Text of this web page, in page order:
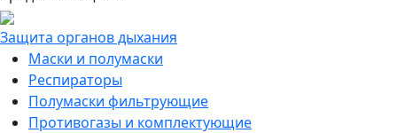
Защита органов дыхания
Маски и полумаски
Респираторы
Полумаски фильтрующие
Противогазы и комплектующие